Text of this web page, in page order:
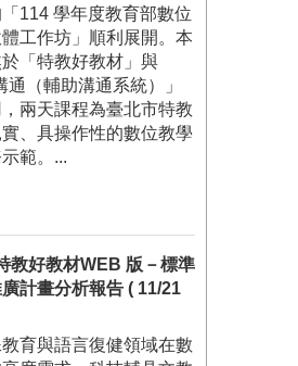
114 學年度教育部數位
工作坊」順利展開。本
「特教好教材」與
通（輔助溝通系統）」
兩天課程為臺北市特教
、具操作性的數位教學
範。...
教好教材WEB 版－標準
計畫分析報告 ( 11/21
育與語言復健領域在數